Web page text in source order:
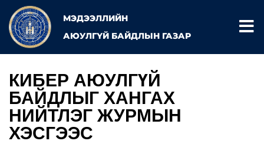
МЭДЭЭЛЛИЙН
АЮУЛГҮЙ БАЙДЛЫН ГАЗАР
КИБЕР АЮУЛГҮЙ
БАЙДЛЫГ ХАНГАХ
НИЙТЛЭГ ЖУРМЫН
ХЭСГЭЭС